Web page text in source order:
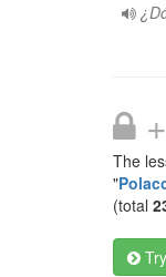
The
"
(total